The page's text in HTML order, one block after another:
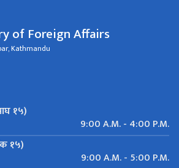
of Foreign Affairs
Kathmandu
१५)
9:00 A.M. - 4:00 P.M.
१५)
9:00 A.M. - 5:00 P.M.